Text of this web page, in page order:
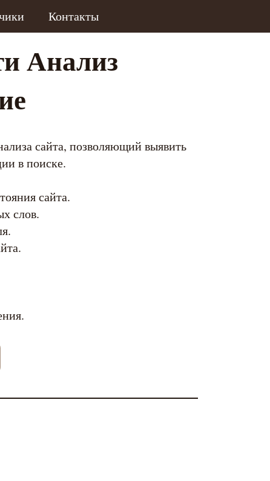
Контакты
Анализ
сайта, позволяющий выявить
в поиске.
сайта.
слов.